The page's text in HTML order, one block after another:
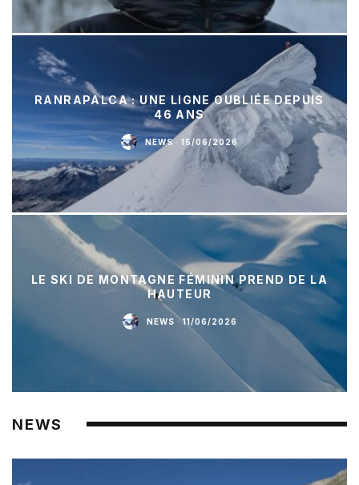
RANRAPALCA : UNE LIGNE OUBLIÉE DEPUIS
46 ANS
NEWS · 15/06/2026
LE SKI DE MONTAGNE FÉMININ PREND DE LA
HAUTEUR
NEWS · 11/06/2026
NEWS